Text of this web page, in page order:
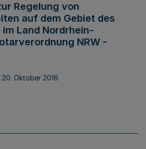
Regelung von
auf dem Gebiet des
Land Nordrhein-
NRW -
20. Oktober 2016